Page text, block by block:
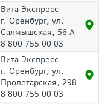
Вита Экспресс
г. Оренбург, ул.
Салмышская, 56 А
8 800 755 00 03
Вита Экспресс
г. Оренбург, ул.
Пролетарская, 298
8 800 755 00 03